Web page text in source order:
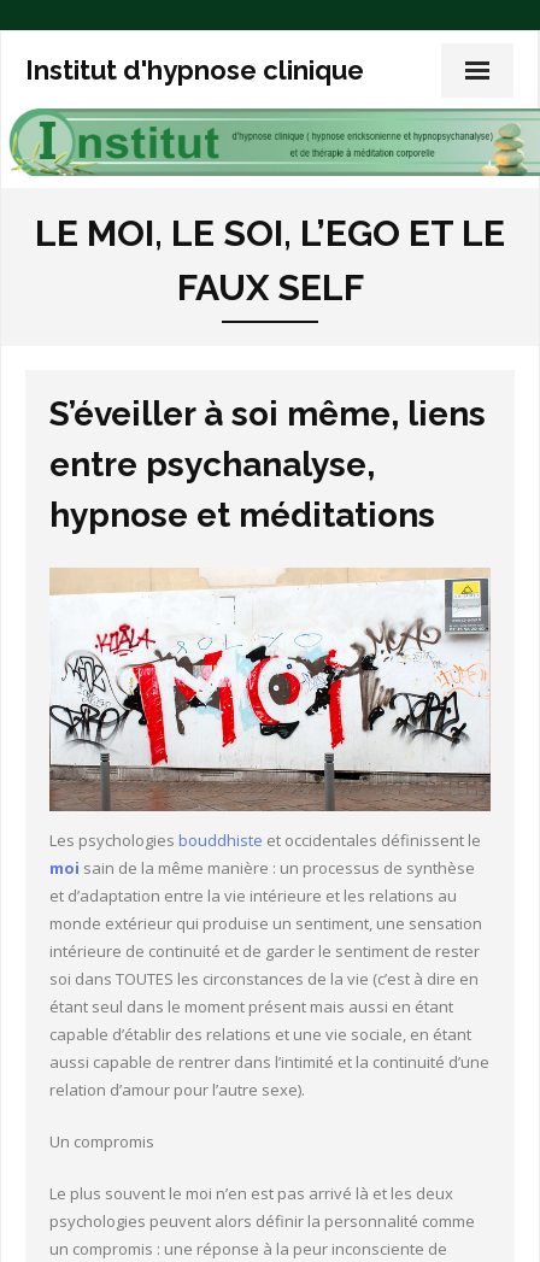
Institut d'hypnose clinique
L’hypnose clinique
L’expérience de l’hypnose
Trois articles de fond
Exemples de thérapies
Vos questions sur l’hypnose
Lectures et références
Docteur Jean Schmitt
Consultations sur rendez-vous
LE MOI, LE SOI, L’EGO ET LE
FAUX SELF
S’éveiller à soi même, liens
entre psychanalyse,
hypnose et méditations
Les psychologies bouddhiste et occidentales définissent le
moi sain de la même manière : un processus de synthèse
et d’adaptation entre la vie intérieure et les relations au
monde extérieur qui produise un sentiment, une sensation
intérieure de continuité et de garder le sentiment de rester
soi dans TOUTES les circonstances de la vie (c’est à dire en
étant seul dans le moment présent mais aussi en étant
capable d’établir des relations et une vie sociale, en étant
aussi capable de rentrer dans l’intimité et la continuité d’une
relation d’amour pour l’autre sexe).
Un compromis
Le plus souvent le moi n’en est pas arrivé là et les deux
psychologies peuvent alors définir la personnalité comme
un compromis : une réponse à la peur inconsciente de